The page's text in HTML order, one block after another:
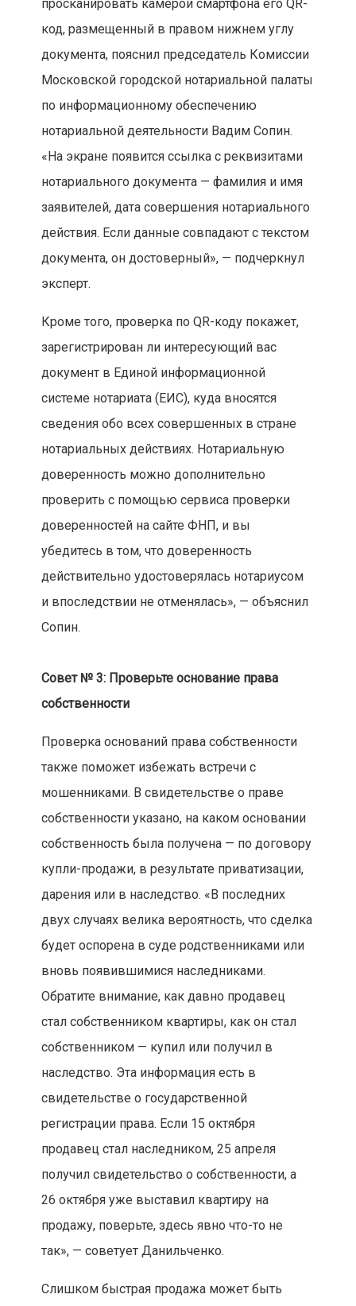
просканировать камерой смартфона его QR-
код, размещенный в правом нижнем углу
документа, пояснил председатель Комиссии
Московской городской нотариальной палаты
по информационному обеспечению
нотариальной деятельности Вадим Сопин.
«На экране появится ссылка с реквизитами
нотариального документа — фамилия и имя
заявителей, дата совершения нотариального
действия. Если данные совпадают с текстом
документа, он достоверный», — подчеркнул
эксперт.
Кроме того, проверка по QR-коду покажет,
зарегистрирован ли интересующий вас
документ в Единой информационной
системе нотариата (ЕИС), куда вносятся
сведения обо всех совершенных в стране
нотариальных действиях. Нотариальную
доверенность можно дополнительно
проверить с помощью сервиса проверки
доверенностей на сайте ФНП, и вы
убедитесь в том, что доверенность
действительно удостоверялась нотариусом
и впоследствии не отменялась», — объяснил
Сопин.
Совет № 3: Проверьте основание права
собственности
Проверка оснований права собственности
также поможет избежать встречи с
мошенниками. В свидетельстве о праве
собственности указано, на каком основании
собственность была получена — по договору
купли-продажи, в результате приватизации,
дарения или в наследство. «В последних
двух случаях велика вероятность, что сделка
будет оспорена в суде родственниками или
вновь появившимися наследниками.
Обратите внимание, как давно продавец
стал собственником квартиры, как он стал
собственником — купил или получил в
наследство. Эта информация есть в
свидетельстве о государственной
регистрации права. Если 15 октября
продавец стал наследником, 25 апреля
получил свидетельство о собственности, а
26 октября уже выставил квартиру на
продажу, поверьте, здесь явно что-то не
так», — советует Данильченко.
Слишком быстрая продажа может быть